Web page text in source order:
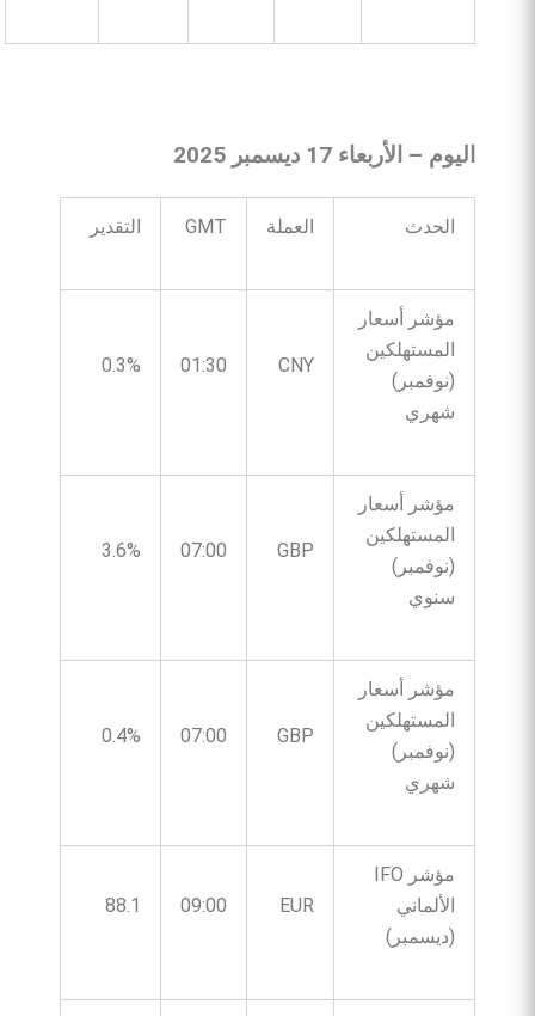
اليوم – الأربعاء ديسمبر
الحدث العملة GMT التقدير
مؤشر أسعار
المستهلكين
(نوفمبر)
شهري
CNY
01:30
0.3%
مؤشر أسعار
المستهلكين
(نوفمبر)
سنوي
GBP
07:00
3.6%
مؤشر أسعار
المستهلكين
(نوفمبر)
شهري
GBP
07:00
0.4%
مؤشر IFO
الألماني
(ديسمبر)
EUR
09:00
88.1